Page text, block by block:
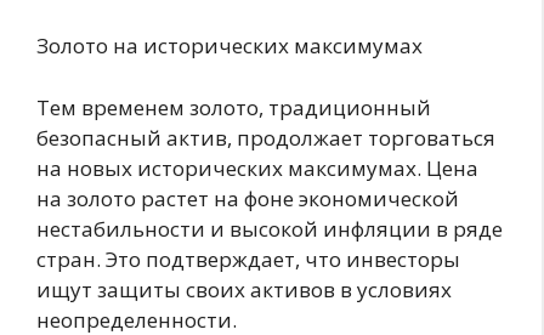
Золото на исторических максимумах
Тем временем золото, традиционный
безопасный актив, продолжает торговаться
на новых исторических максимумах. Цена
на золото растет на фоне экономической
нестабильности и высокой инфляции в ряде
стран. Это подтверждает, что инвесторы
ищут защиты своих активов в условиях
неопределенности.